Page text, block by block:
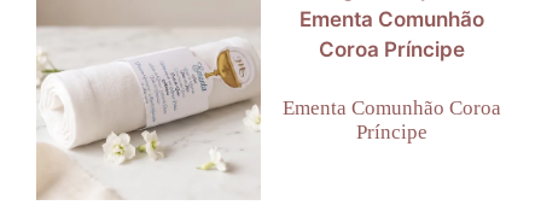
Ementa Comunhão Coroa
Príncipe